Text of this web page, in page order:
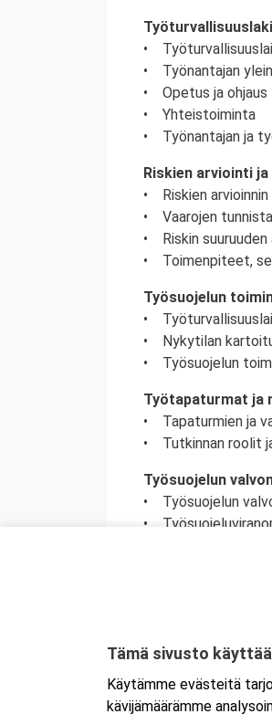
Työturvallisuuslaki
•
• Työnantajan
• Opetus ja ohjaus
• Yhteistoiminta
• Työnantajan ja
Riskien arviointi
• Riskien
• Vaarojen
• Riskin
• Toimenpiteet,
Työsuojelun
•
• Nykytilan
• Työsuojelun
Työtapaturmat ja
• Tapaturmien ja
• Tutkinnan roolit
Työsuojelun
• Työsuojelun
•
•
•
Tämä sivusto
Käytämme evästeitä
kävijämäärämme